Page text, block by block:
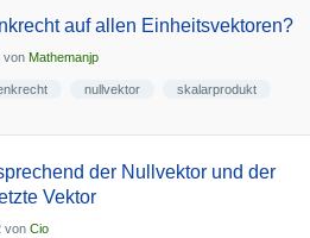
auf allen Einheitsvektoren?
von Mathemanjp
nullvektor skalarprodukt
der Nullvektor und der
Vektor
von Cio